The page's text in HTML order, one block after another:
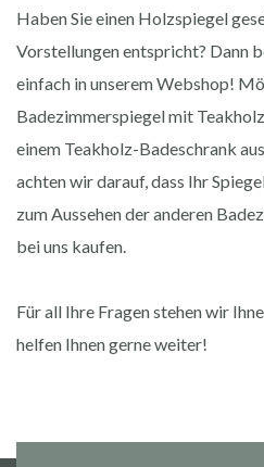
Haben Sie einen Holzspiegel
Vorstellungen entspricht? Dann
einfach in unserem Webshop!
Badezimmerspiegel mit
einem Teakholz-Badeschrank
achten wir darauf, dass Ihr
zum Aussehen der anderen
bei uns kaufen.
Für all Ihre Fragen stehen wir
helfen Ihnen gerne weiter!